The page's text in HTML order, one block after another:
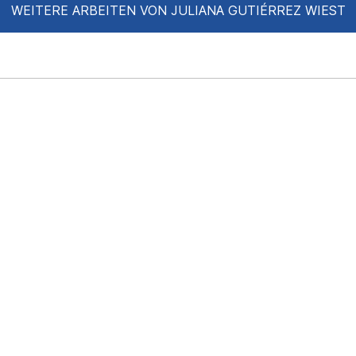
WEITERE ARBEITEN VON JULIANA GUTIÉRREZ WIEST